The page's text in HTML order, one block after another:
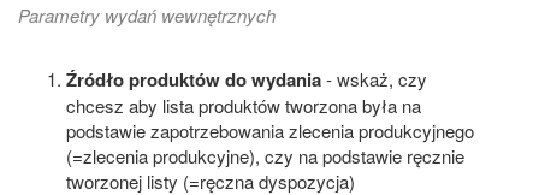
Parametry wydań wewnętrznych
Źródło produktów do wydania- wskaż, czy
chcesz aby lista produktów tworzona była na
podstawie zapotrzebowania zlecenia produkcyjnego
(=zlecenia produkcyjne), czy na podstawie ręcznie
tworzonej listy (=ręczna dyspozycja)